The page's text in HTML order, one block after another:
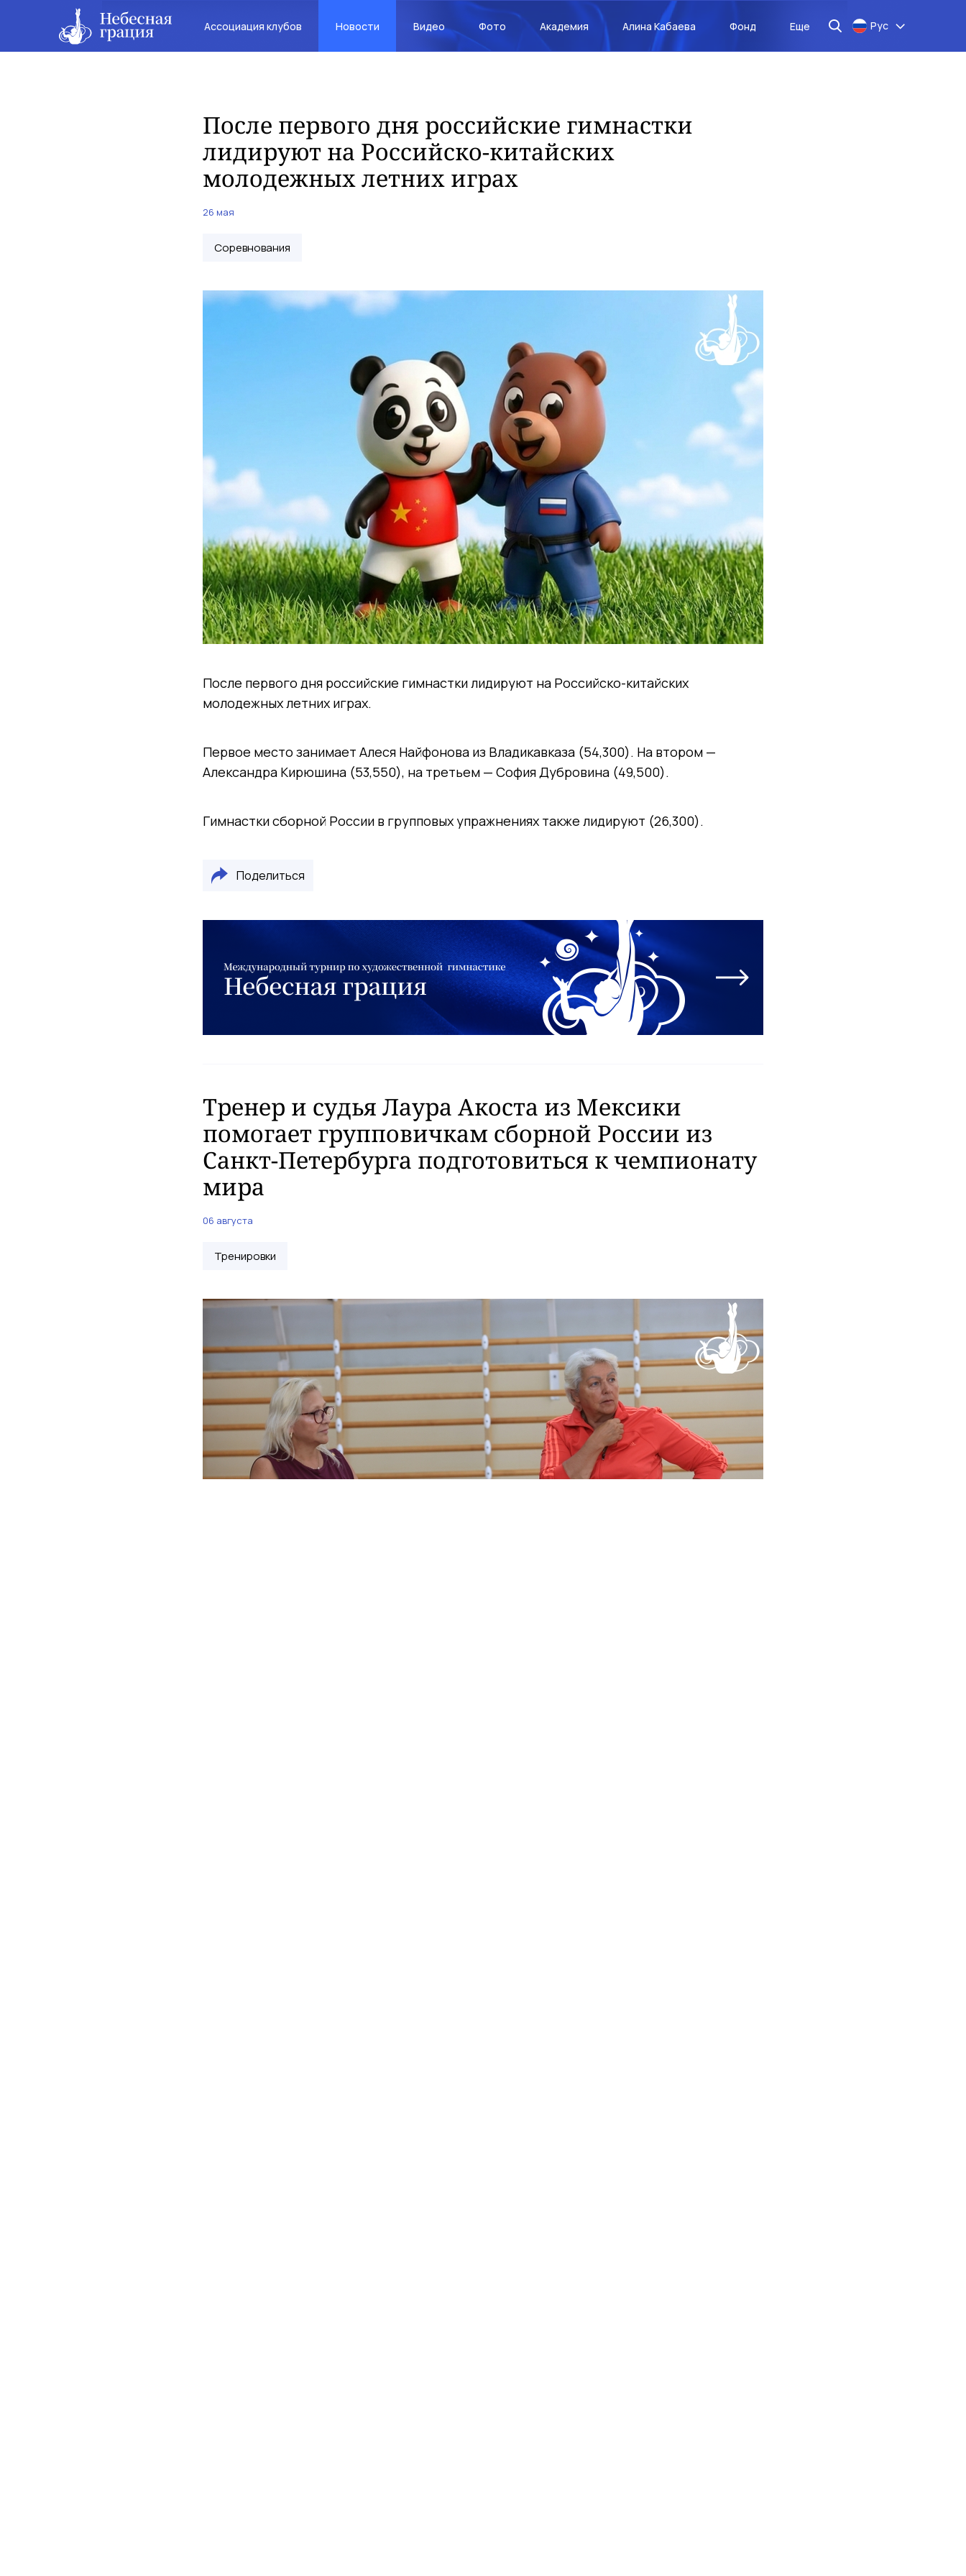
Ассоциация клубов Новости Видео Фото Академия Алина Кабаева Фонд Еще Рус
После первого дня российские гимнастки
лидируют на Российско-китайских
молодежных летних играх
26 мая
Соревнования
После первого дня российские гимнастки лидируют на Российско-китайских
молодежных летних играх.
Первое место занимает Алеся Найфонова из Владикавказа (54,300). На втором —
Александра Кирюшина (53,550), на третьем — София Дубровина (49,500).
Гимнастки сборной России в групповых упражнениях также лидируют (26,300).
Поделиться
Тренер и судья Лаура Акоста из Мексики
помогает групповичкам сборной России из
Санкт-Петербурга подготовиться к чемпионату
мира
06 августа
Тренировки